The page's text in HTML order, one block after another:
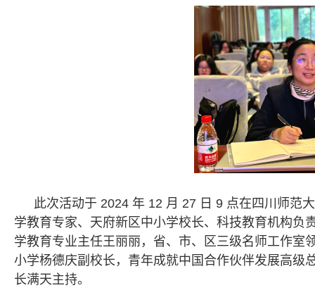
此次活动于 2024 年 12 月 27 日 9 点在四川师范
学教育专家、天府新区中小学校长、科技教育机构负
学教育专业主任王丽丽，省、市、区三级名师工作室
小学杨德庆副校长，青年成就中国合作伙伴发展高级
长满天主持。